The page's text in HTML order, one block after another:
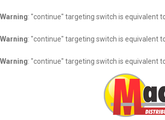
Warning: "continue" targeting switch is equivalent
Warning: "continue" targeting switch is equivalent
Warning: "continue" targeting switch is equivalent